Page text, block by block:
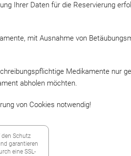
Ihrer Daten für die Reservierung
mit Ausnahme von
Medikamente nur
abholen möchten.
von Cookies notwendig!
den Schutz
garantieren
eine SSL-